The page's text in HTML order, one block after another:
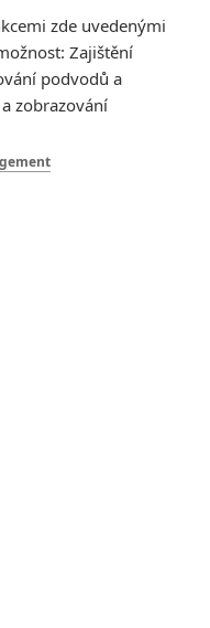
Raider vypustil
ochutnávku
zde uvedenými
Zajištění
podvodů a
zobrazování